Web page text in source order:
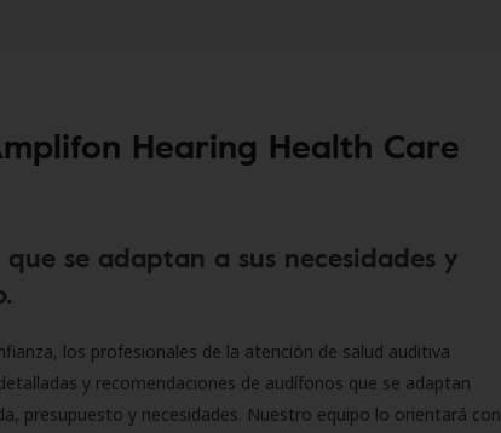
Hearing Health Care
se adaptan a sus necesidades y
los profesionales de la atención de salud auditiva
y recomendaciones de audífonos que se adaptan
presupuesto y necesidades. Nuestro equipo lo orientará con